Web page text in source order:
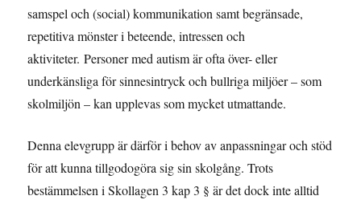
samspel och (social) kommunikation samt begränsade,
repetitiva mönster i beteende, intressen och
aktiviteter. Personer med autism är ofta över- eller
underkänsliga för sinnesintryck och bullriga miljöer – som
skolmiljön – kan upplevas som mycket utmattande.
Denna elevgrupp är därför i behov av anpassningar och stöd
för att kunna tillgodogöra sig sin skolgång. Trots
bestämmelsen i Skollagen 3 kap 3 § är det dock inte alltid